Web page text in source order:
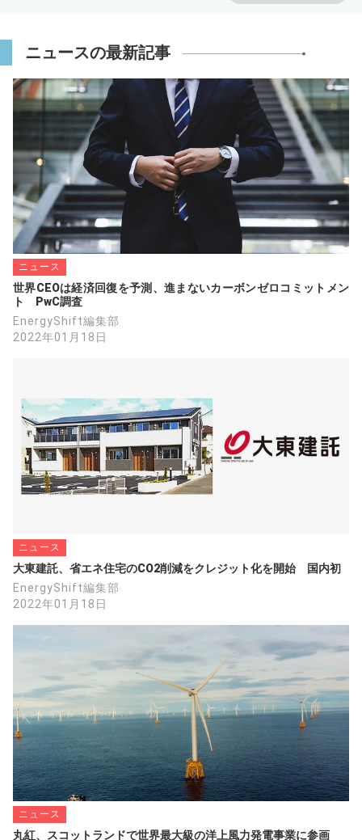
ニュースの最新記事
ニュース
世界CEOは経済回復を予測、進まないカーボンゼロコミットメン
ト　PwC調査
EnergyShift編集部
2022年01月18日
ニュース
大東建託、省エネ住宅のCO2削減をクレジット化を開始　国内初
EnergyShift編集部
2022年01月18日
ニュース
丸紅、スコットランドで世界最大級の洋上風力発電事業に参画